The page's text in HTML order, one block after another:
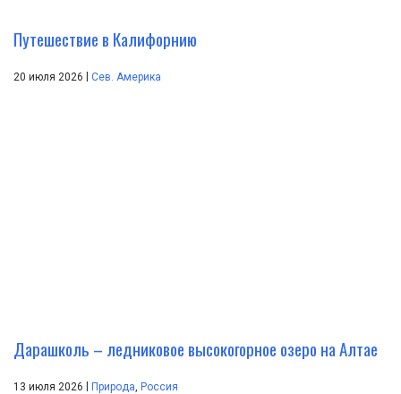
Путешествие в Калифорнию
20 июля 2026 | Сев. Америка
Дарашколь – ледниковое высокогорное озеро на Алтае
13 июля 2026 | Природа Россия